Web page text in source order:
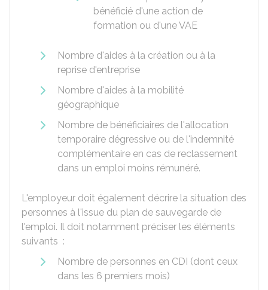
bénéficié d'une action de
formation ou d'uneVAE
Nombre d'aides à la création ou à la
reprise d'entreprise
Nombre d'aides à la mobilité
géographique
Nombre de bénéficiaires de l'allocation
temporaire dégressive ou de l'indemnité
complémentaire en cas de reclassement
dans un emploi moins rémunéré.
L'employeur doit également décrire la situation des
personnes à l'issue du plan de sauvegarde de
l'emploi. Il doit notamment préciser les éléments
suivants :
Nombre de personnes en CDI (dont ceux
dans les 6 premiers mois)